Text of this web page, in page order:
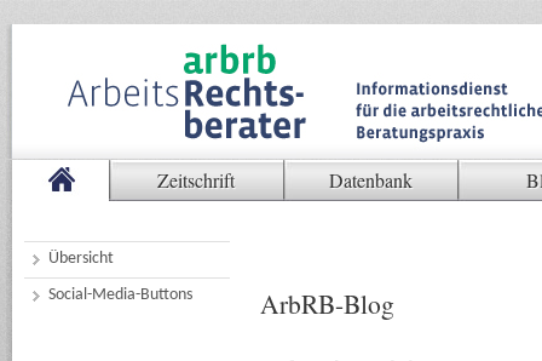
Zeitschrift Datenbank
Übersicht
Social-Media-Buttons
ArbRB-Blog